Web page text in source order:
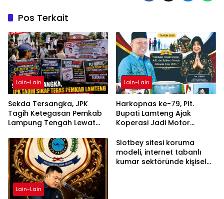
Pos Terkait
Lain-Lain
Sekda Tersangka, JPK
Tagih Ketegasan Pemkab
Lampung Tengah Lewat
Lain-Lain
Harkopnas ke-79, Plt.
Bupati Lamteng Ajak
Koperasi Jadi Motor
Lain-Lain
Slotbey sitesi koruma
modeli, internet tabanlı
kumar sektöründe kişisel